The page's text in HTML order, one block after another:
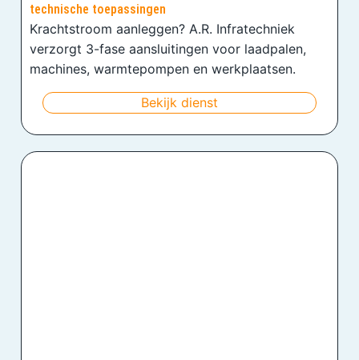
technische toepassingen
Krachtstroom aanleggen? A.R. Infratechniek
verzorgt 3-fase aansluitingen voor laadpalen,
machines, warmtepompen en werkplaatsen.
Bekijk dienst